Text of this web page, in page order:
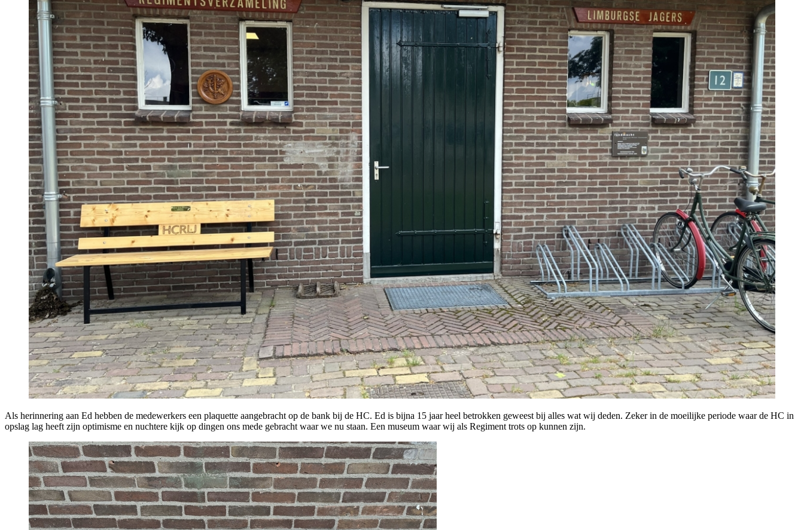
Als herinnering aan Ed hebben de medewerkers een plaquette aangebracht op de bank bij de HC. Ed is bijna 15 jaar heel betrokken geweest bij alles wat wij deden. Zeker in de moeilijke periode waar de HC in
opslag lag heeft zijn optimisme en nuchtere kijk op dingen ons mede gebracht waar we nu staan. Een museum waar wij als Regiment trots op kunnen zijn.